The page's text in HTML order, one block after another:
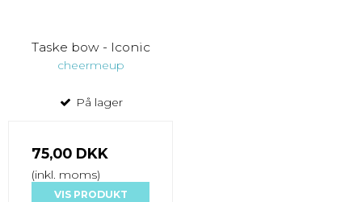
Taske bow - Iconic
cheermeup
På lager
75,00 DKK
(inkl. moms)
VIS PRODUKT